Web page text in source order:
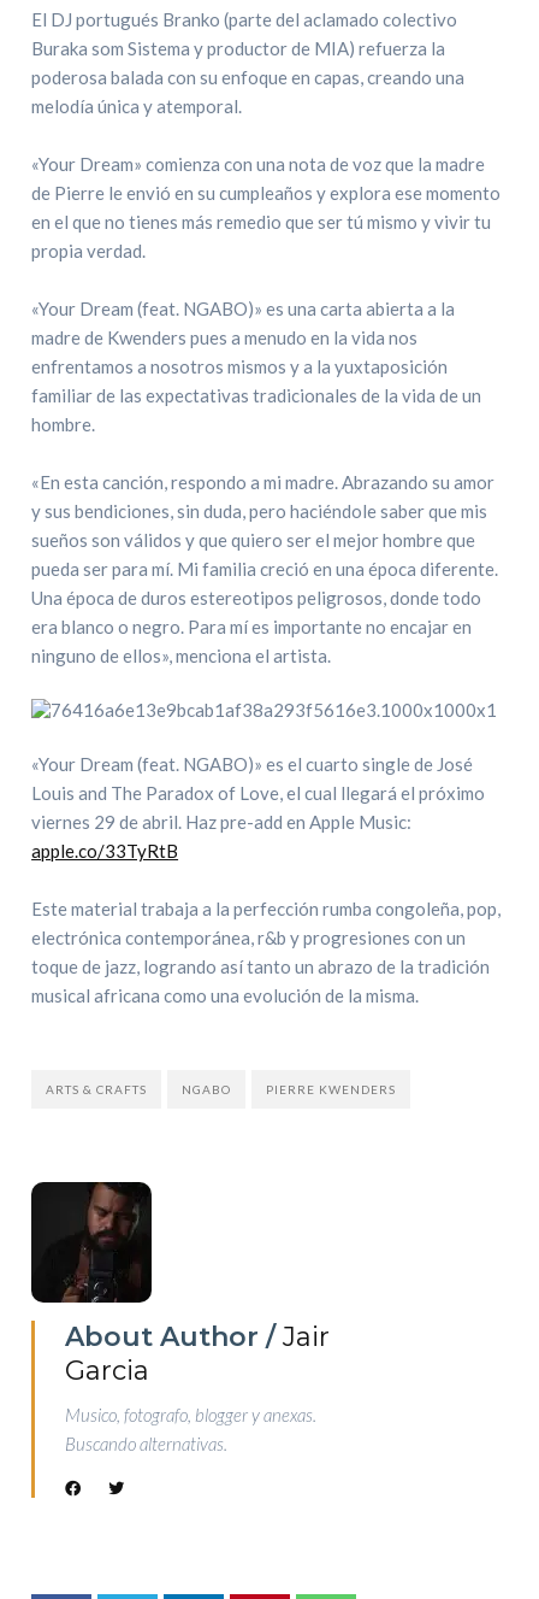
El DJ portugués Branko (parte del aclamado colectivo
Buraka som Sistema y productor de MIA) refuerza la
poderosa balada con su enfoque en capas, creando una
melodía única y atemporal.
«Your Dream» comienza con una nota de voz que la madre
de Pierre le envió en su cumpleaños y explora ese momento
en el que no tienes más remedio que ser tú mismo y vivir tu
propia verdad.
«Your Dream (feat. NGABO)» es una carta abierta a la
madre de Kwenders pues a menudo en la vida nos
enfrentamos a nosotros mismos y a la yuxtaposición
familiar de las expectativas tradicionales de la vida de un
hombre.
«En esta canción, respondo a mi madre. Abrazando su amor
y sus bendiciones, sin duda, pero haciéndole saber que mis
sueños son válidos y que quiero ser el mejor hombre que
pueda ser para mí. Mi familia creció en una época diferente.
Una época de duros estereotipos peligrosos, donde todo
era blanco o negro. Para mí es importante no encajar en
ninguno de ellos», menciona el artista.
«Your Dream (feat. NGABO)» es el cuarto single de José
Louis and The Paradox of Love, el cual llegará el próximo
viernes 29 de abril. Haz pre-add en Apple Music:
apple.co/33TyRtB
Este material trabaja a la perfección rumba congoleña, pop,
electrónica contemporánea, r&b y progresiones con un
toque de jazz, logrando así tanto un abrazo de la tradición
musical africana como una evolución de la misma.
ARTS & CRAFTS NGABO PIERRE KWENDERS
About Author /Jair
Garcia
Musico, fotografo, blogger y anexas.
Buscando alternativas.